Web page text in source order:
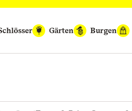
Gärten Burgen